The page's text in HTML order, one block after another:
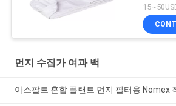
먼지 수집가 여과 백
아스팔트 혼합 플랜트 먼지 필터용 Nomex